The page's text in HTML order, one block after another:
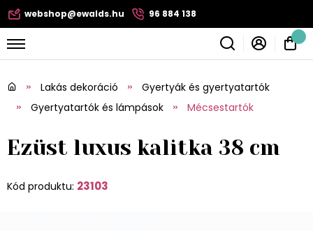
webshop@ewalds.hu 96 884 138
Lakás dekoráció
Gyertyák és gyertyatartók
Gyertyatartók és lámpások
Mécsestartók
Ezüst luxus kalitka 38 cm
Kód produktu: 23103